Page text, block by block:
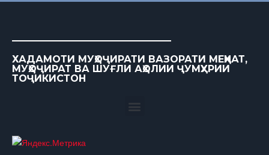
ХАДАМОТИ МУҲОҶИРАТИ ВАЗОРАТИ МЕҲНАТ,
МУҲОҶИРАТ ВА ШУҒЛИ АҲОЛИИ ҶУМҲУРИИ
ТОҶИКИСТОН